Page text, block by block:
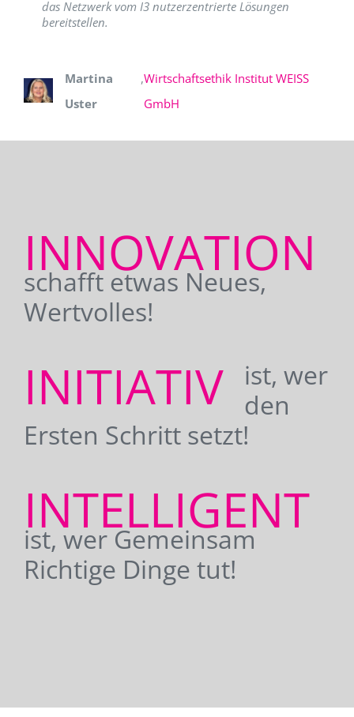
das Netzwerk vom I3 nutzerzentrierte Lösungen
bereitstellen.
Martina
Uster
,Wirtschaftsethik Institut WEISS
GmbH
INNOVATION
schafft etwas Neues,
Wertvolles!
INITIATIV
ist, wer
den
Ersten Schritt setzt!
INTELLIGENT
ist, wer Gemeinsam
Richtige Dinge tut!